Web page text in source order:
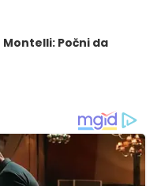
Počni da